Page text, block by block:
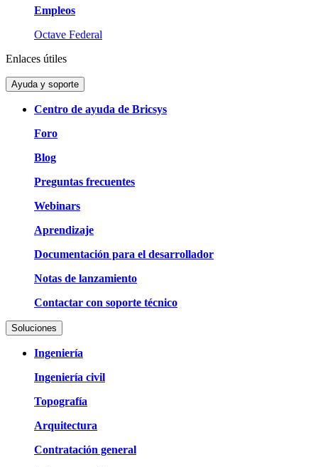
Empleos
Octave Federal
Enlaces útiles
Ayuda y soporte
Centro de ayuda de Bricsys
Foro
Blog
Preguntas frecuentes
Webinars
Aprendizaje
Documentación para el desarrollador
Notas de lanzamiento
Contactar con soporte técnico
Soluciones
Ingeniería
Ingeniería civil
Topografía
Arquitectura
Contratación general